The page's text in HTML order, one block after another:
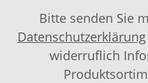
Bitte senden Sie
Datenschutzerklärung
widerruflich